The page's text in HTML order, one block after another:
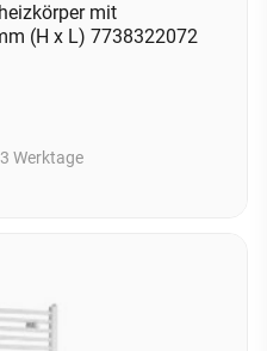
mit
(H x L) 7738322072
Werktage